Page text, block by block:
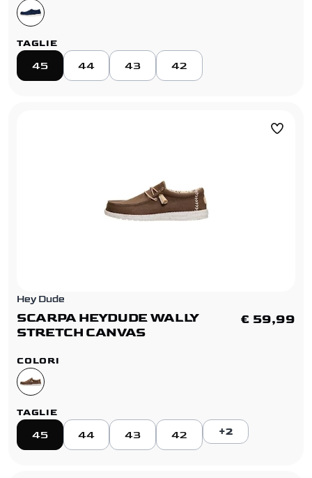
TAGLIE
45 44 43 42
Hey Dude
SCARPA HEYDUDE WALLY
STRETCH CANVAS
€ 59,99
COLORI
TAGLIE
45 44 43 42 +2